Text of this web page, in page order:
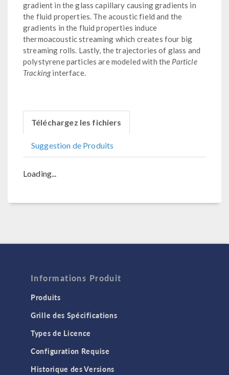
gradient in the glass capillary causing gradients in
the fluid properties. The acoustic field and the
gradients in the fluid properties induce
thermoacoustic streaming which creates four big
streaming rolls. Lastly, the trajectories of glass and
polystyrene particles are modeled with the Particle
Trackinginterface.
Téléchargez les fichiers
Suggestion de Produits
Loading...
Informations Produit
Produits
Grille des Spécifications
Types de Licence
Configuration Requise
Historique des Versions